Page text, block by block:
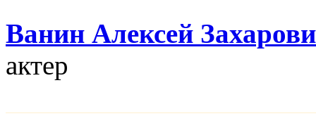
Ванин Алексей
актер